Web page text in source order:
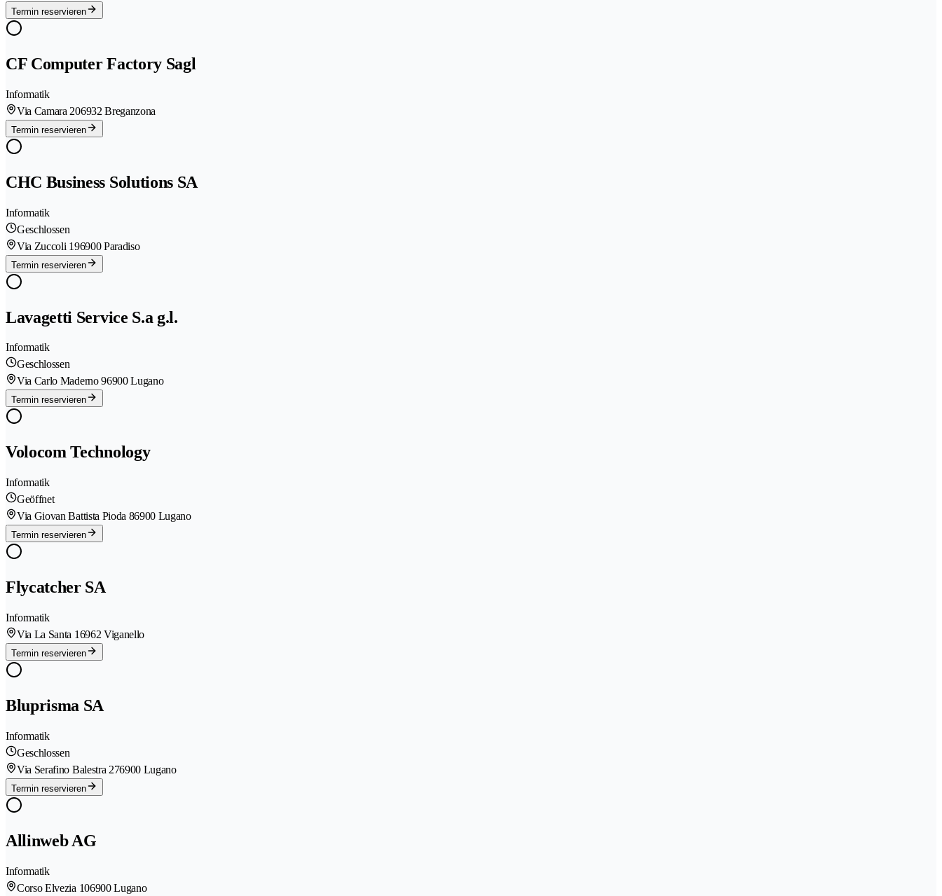
Termin reservieren
CF Computer Factory Sagl
Informatik
Via Camara 206932 Breganzona
Termin reservieren
CHC Business Solutions SA
Informatik
Geschlossen
Via Zuccoli 196900 Paradiso
Termin reservieren
Lavagetti Service S.a g.l.
Informatik
Geschlossen
Via Carlo Maderno 96900 Lugano
Termin reservieren
Volocom Technology
Informatik
Geöffnet
Via Giovan Battista Pioda 86900 Lugano
Termin reservieren
Flycatcher SA
Informatik
Via La Santa 16962 Viganello
Termin reservieren
Bluprisma SA
Informatik
Geschlossen
Via Serafino Balestra 276900 Lugano
Termin reservieren
Allinweb AG
Informatik
Corso Elvezia 106900 Lugano